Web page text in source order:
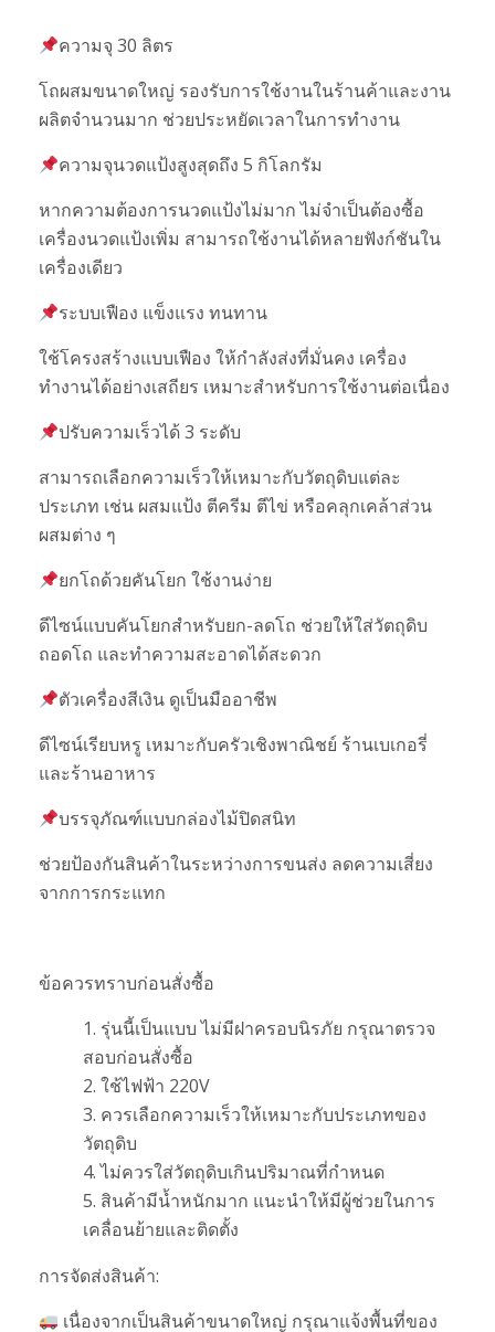
ความจุ 30 ลิตร
โถผสมขนาดใหญ่ รองรับการใช้งานในร้านค้าและงาน
ผลิตจำนวนมาก ช่วยประหยัดเวลาในการทำงาน
ความจุนวดแป้งสูงสุดถึง 5 กิโลกรัม
หากความต้องการนวดแป้งไม่มาก ไม่จำเป็นต้องซื้อ
เครื่องนวดแป้งเพิ่ม สามารถใช้งานได้หลายฟังก์ชันใน
เครื่องเดียว
ระบบเฟือง แข็งแรง ทนทาน
ใช้โครงสร้างแบบเฟือง ให้กำลังส่งที่มั่นคง เครื่อง
ทำงานได้อย่างเสถียร เหมาะสำหรับการใช้งานต่อเนื่อง
ปรับความเร็วได้ 3 ระดับ
สามารถเลือกความเร็วให้เหมาะกับวัตถุดิบแต่ละ
ประเภท เช่น ผสมแป้ง ตีครีม ตีไข่ หรือคลุกเคล้าส่วน
ผสมต่าง ๆ
ยกโถด้วยคันโยก ใช้งานง่าย
ดีไซน์แบบคันโยกสำหรับยก-ลดโถ ช่วยให้ใส่วัตถุดิบ
ถอดโถ และทำความสะอาดได้สะดวก
ตัวเครื่องสีเงิน ดูเป็นมืออาชีพ
ดีไซน์เรียบหรู เหมาะกับครัวเชิงพาณิชย์ ร้านเบเกอรี่
และร้านอาหาร
บรรจุภัณฑ์แบบกล่องไม้ปิดสนิท
ช่วยป้องกันสินค้าในระหว่างการขนส่ง ลดความเสี่ยง
จากการกระแทก
ข้อควรทราบก่อนสั่งซื้อ
รุ่นนี้เป็นแบบ ไม่มีฝาครอบนิรภัย กรุณาตรวจ
สอบก่อนสั่งซื้อ
ใช้ไฟฟ้า 220V
ควรเลือกความเร็วให้เหมาะกับประเภทของ
วัตถุดิบ
ไม่ควรใส่วัตถุดิบเกินปริมาณที่กำหนด
สินค้ามีน้ำหนักมาก แนะนำให้มีผู้ช่วยในการ
เคลื่อนย้ายและติดตั้ง
การจัดส่งสินค้า:
เนื่องจากเป็นสินค้าขนาดใหญ่ กรุณาแจ้งพื้นที่ของ